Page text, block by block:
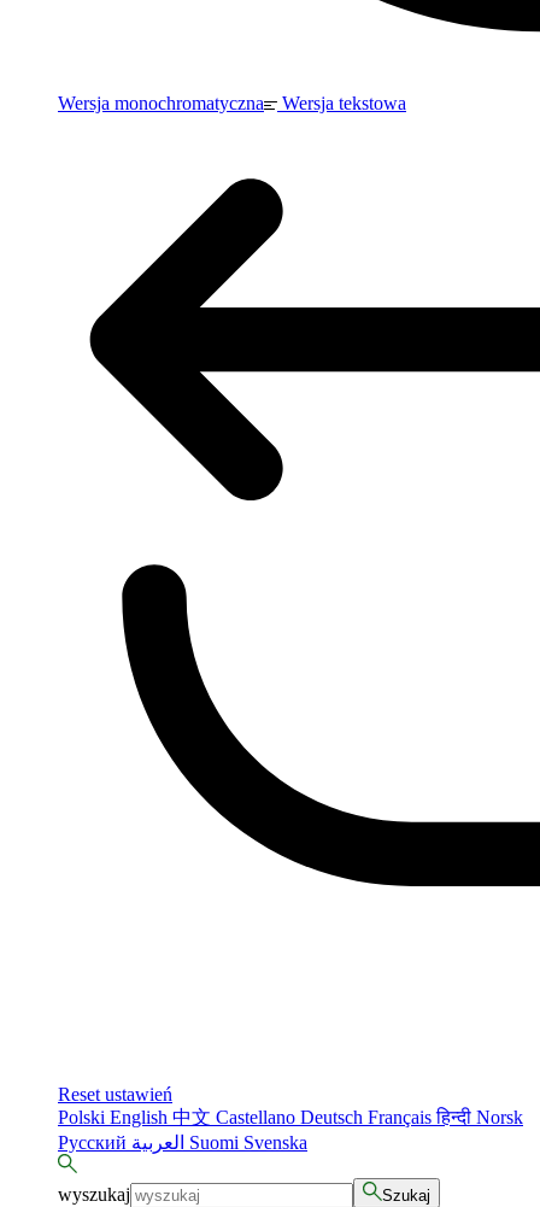
Wersja monochromatyczna Wersja tekstowa
Reset ustawień
Polski English 中文 Castellano Deutsch Françaisहिन्दी Norsk
Русский
Suomi Svenska
wyszukaj Szukaj